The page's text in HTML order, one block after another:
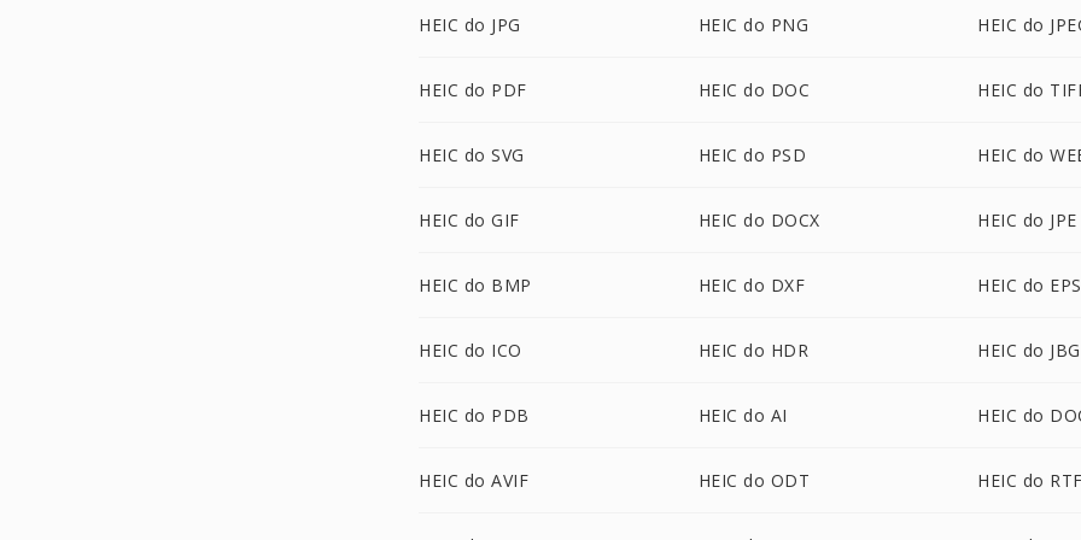
HEIC do JPG HEIC do PNG HEIC do
HEIC do PDF HEIC do DOC HEIC do
HEIC do SVG HEIC do PSD HEIC do
HEIC do GIF HEIC do DOCX HEIC do JPE
HEIC do BMP HEIC do DXF HEIC do EPS
HEIC do ICO HEIC do HDR HEIC do JBG
HEIC do PDB HEIC do AI HEIC do
HEIC do AVIF HEIC do ODT HEIC do RTF